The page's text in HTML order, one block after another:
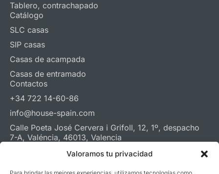
Valoramos tu privacidad
Tablero, contrachapado
Catálogo
SLC casas
SIP casas
Casas de acampada
Casas de entramado
Contactos
+34 722 14-60-86
info@house-spain.com
Calle Poeta José Cervera i Grifoll, 12, 1º, despacho
7-A, Valéncia, 46013, Valencia